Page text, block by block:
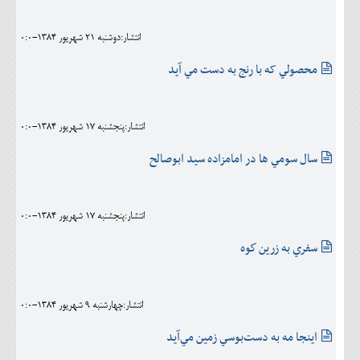
انتشار:دوشنبه 21 شهريور 1384-0:0
محصولي که با رنج به دست مي آيد
انتشار:پنجشنبه 17 شهريور 1384-0:0
سال سومي ها در امامزاده سيد ابوصالح
انتشار:پنجشنبه 17 شهريور 1384-0:0
سفري‌ به‌ زرين‌ كوه‌
انتشار:چهارشنبه 9 شهريور 1384-0:0
اينجا مه به دست‌بوسي زمين مي‌آيد